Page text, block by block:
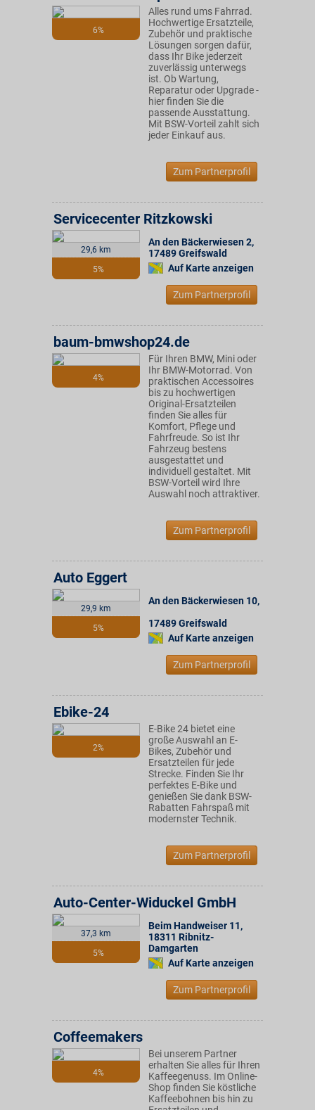
6%
Alles rund ums Fahrrad.
Hochwertige Ersatzteile,
Zubehör und praktische
Lösungen sorgen dafür,
dass Ihr Bike jederzeit
zuverlässig unterwegs
ist. Ob Wartung,
Reparatur oder Upgrade -
hier finden Sie die
passende Ausstattung.
Mit BSW-Vorteil zahlt sich
jeder Einkauf aus.
Zum Partnerprofil
29,6 km
5%
Servicecenter Ritzkowski
An den Bäckerwiesen 2,
17489Greifswald
Auf Karte anzeigen
Zum Partnerprofil
4%
baum-bmwshop24.de
Für Ihren BMW, Mini oder
Ihr BMW-Motorrad. Von
praktischen Accessoires
bis zu hochwertigen
Original-Ersatzteilen
finden Sie alles für
Komfort, Pflege und
Fahrfreude. So ist Ihr
Fahrzeug bestens
ausgestattet und
individuell gestaltet. Mit
BSW-Vorteil wird Ihre
Auswahl noch attraktiver.
Zum Partnerprofil
29,9 km
5%
Auto Eggert
An den Bäckerwiesen 10,
17489Greifswald
Auf Karte anzeigen
Zum Partnerprofil
2%
Ebike-24
E-Bike 24 bietet eine
große Auswahl an E-
Bikes, Zubehör und
Ersatzteilen für jede
Strecke. Finden Sie Ihr
perfektes E-Bike und
genießen Sie dank BSW-
Rabatten Fahrspaß mit
modernster Technik.
Zum Partnerprofil
37,3 km
5%
Auto-Center-Widuckel GmbH
Beim Handweiser 11,
18311 Ribnitz-
Damgarten
Auf Karte anzeigen
Zum Partnerprofil
4%
Coffeemakers
Bei unserem Partner
erhalten Sie alles für Ihren
Kaffeegenuss. Im Online-
Shop finden Sie köstliche
Kaffeebohnen bis hin zu